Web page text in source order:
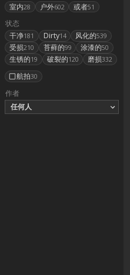
室内28 户外602 或者51
状态
干净181 Dirty14 风化的539
受损210 苔藓的99 涂漆的50
生锈的19 破裂的120 磨损332
航拍30
作者
任何人